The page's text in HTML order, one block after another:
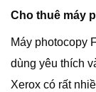
Cho thuê máy
Máy photocopy
dùng yêu thích
Xerox có rất